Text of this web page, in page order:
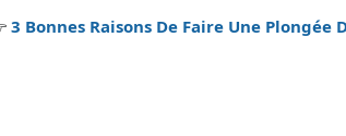
3 Bonnes Raisons De Faire Une Plongée